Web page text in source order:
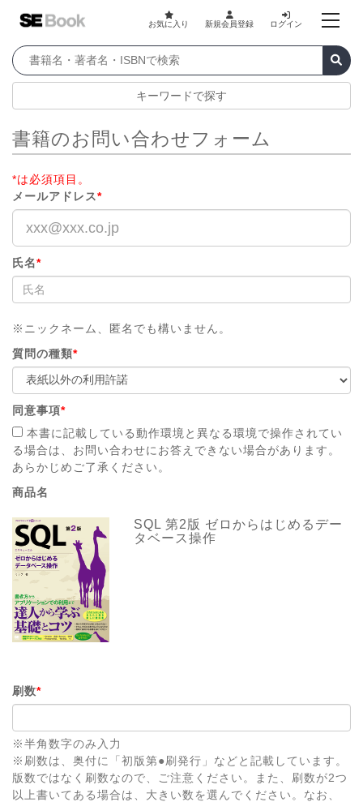
お気に入り 新規会員登録 ログイン
キーワードで探す
書籍のお問い合わせフォーム
*は必須項目。
メールアドレス*
氏名*
※ニックネーム、匿名でも構いません。
質問の種類*
同意事項*
本書に記載している動作環境と異なる環境で操作されてい
る場合は、お問い合わせにお答えできない場合があります。
あらかじめご了承ください。
商品名
SQL 第2版 ゼロからはじめるデー
タベース操作
刷数*
※半角数字のみ入力
※刷数は、奥付に「初版第●刷発行」などと記載しています。
版数ではなく刷数なので、ご注意ください。また、刷数が2つ
以上書いてある場合は、大きい数を選んでください。なお、